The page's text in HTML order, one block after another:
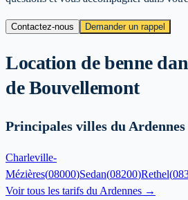
Contactez-nous Demander un rappel
Location de benne
deBouvellemont
Principales villes du Ardennes
Charleville-
Mézières(08000)Sedan(08200)Rethel(
Voir tous les tarifs duArdennes →